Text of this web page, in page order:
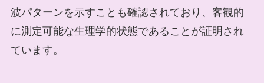
波パターンを示すことも確認されており、客観的
に測定可能な生理学的状態であることが証明され
ています。